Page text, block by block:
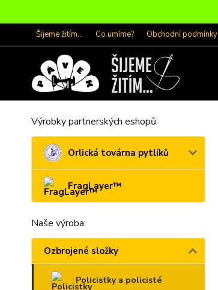
Šijeme žitím... Co umíme? Obchodní podmínky
Výrobky partnerských eshopů:
Orlická továrna pytlíků
FragLayer™
Naše výroba:
Ozbrojené složky
Policistky a policisté